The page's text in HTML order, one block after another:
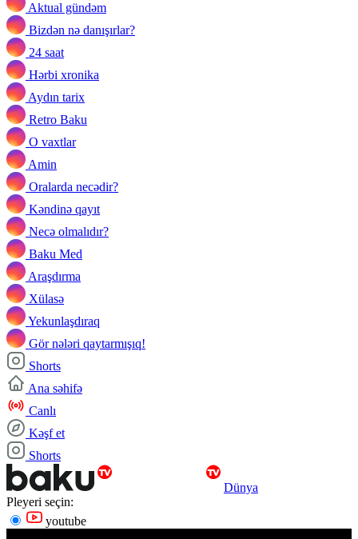
Aktual gündəm
Bizdən nə danışırlar?
24 saat
Hərbi xronika
Aydın tarix
Retro Baku
O vaxtlar
Amin
Oralarda necədir?
Kəndinə qayıt
Necə olmalıdır?
Baku Med
Araşdırma
Xülasə
Yekunlaşdıraq
Gör nələri qaytarmışıq!
Shorts
Ana səhifə
Canlı
Kəşf et
Shorts
Dünya
Pleyeri seçin:
youtube